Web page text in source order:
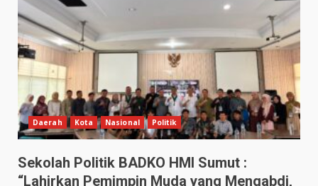
Daerah Kota Nasional Politik
Sekolah Politik BADKO HMI Sumut :
“Lahirkan Pemimpin Muda yang Mengabdi,